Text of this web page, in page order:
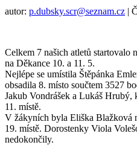
autor: p.dubsky.scr@seznam.cz |
Celkem 7 našich atletů startovalo
na Děkance 10. a 11. 5.
Nejlépe se umístila Štěpánka
obsadila 8. místo součtem 3527
Jakub Vondrášek a Lukáš Hrubý,
11. místě.
V žákyních byla Eliška Blažková
19. místě. Dorostenky Viola
nedokončily.